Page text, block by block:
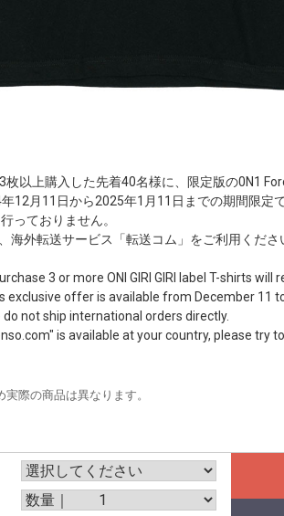
枚以上購入した先着40名様に、限定版の0N1
12月11日から2025年1月11日までの期間限定で
っておりません。
海外転送サービス「転送コム」をご利用くださ
3 or more ONI GIRI GIRI label T-shirts will
exclusive offer is available from December 11
not ship international orders directly.
is available at your country, please try
際の商品は異なります。